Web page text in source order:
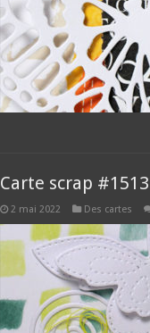
Carte scrap #1513
2 mai 2022 Des cartes